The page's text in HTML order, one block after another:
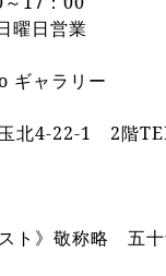
曜日営業
ギャラリー
北4-22-1 2階
スト》敬称略 五